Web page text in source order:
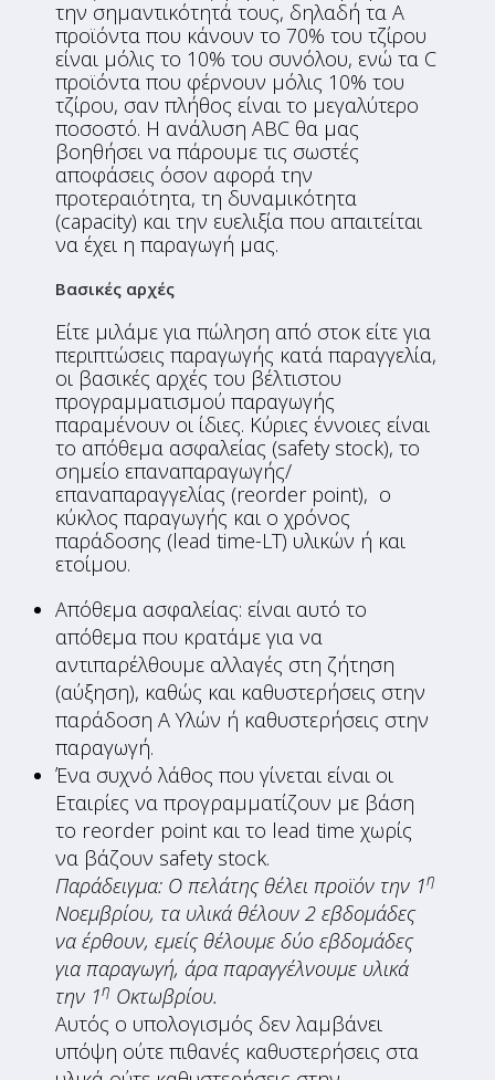
την σημαντικότητά τους, δηλαδή τα Α
προϊόντα που κάνουν το 70% του τζίρου
είναι μόλις το 10% του συνόλου, ενώ τα C
προϊόντα που φέρνουν μόλις 10% του
τζίρου, σαν πλήθος είναι το μεγαλύτερο
ποσοστό. Η ανάλυση ABC θα μας
βοηθήσει να πάρουμε τις σωστές
αποφάσεις όσον αφορά την
προτεραιότητα, τη δυναμικότητα
(capacity) και την ευελιξία που απαιτείται
να έχει η παραγωγή μας.
Βασικές αρχές
Είτε μιλάμε για πώληση από στοκ είτε για
περιπτώσεις παραγωγής κατά παραγγελία,
οι βασικές αρχές του βέλτιστου
προγραμματισμού παραγωγής
παραμένουν οι ίδιες. Κύριες έννοιες είναι
το απόθεμα ασφαλείας (safety stock), το
σημείο επαναπαραγωγής/
επαναπαραγγελίας (reorder point), ο
κύκλος παραγωγής και ο χρόνος
παράδοσης (lead time-LT) υλικών ή και
ετοίμου.
Απόθεμα ασφαλείας: είναι αυτό το
απόθεμα που κρατάμε για να
αντιπαρέλθουμε αλλαγές στη ζήτηση
(αύξηση), καθώς και καθυστερήσεις στην
παράδοση Α Υλών ή καθυστερήσεις στην
παραγωγή.
Ένα συχνό λάθος που γίνεται είναι οι
Εταιρίες να προγραμματίζουν με βάση
το reorder point και το lead time χωρίς
να βάζουν safety stock.
Παράδειγμα: Ο πελάτης θέλει προϊόν την 1η
Νοεμβρίου, τα υλικά θέλουν 2 εβδομάδες
να έρθουν, εμείς θέλουμε δύο εβδομάδες
για παραγωγή, άρα παραγγέλνουμε υλικά
την 1η Οκτωβρίου.
Αυτός ο υπολογισμός δεν λαμβάνει
υπόψη ούτε πιθανές καθυστερήσεις στα